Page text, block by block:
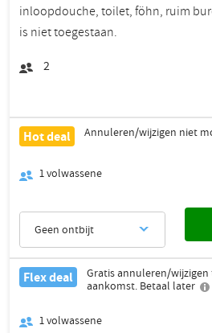
inloopdouche, toilet, föhn, ruim
is niet toegestaan.
2
Hot deal Annuleren/wijzigen niet
1volwassene
Geen ontbijt
Flex deal
Gratis annuleren/wijzigen
aankomst. Betaal later
1volwassene